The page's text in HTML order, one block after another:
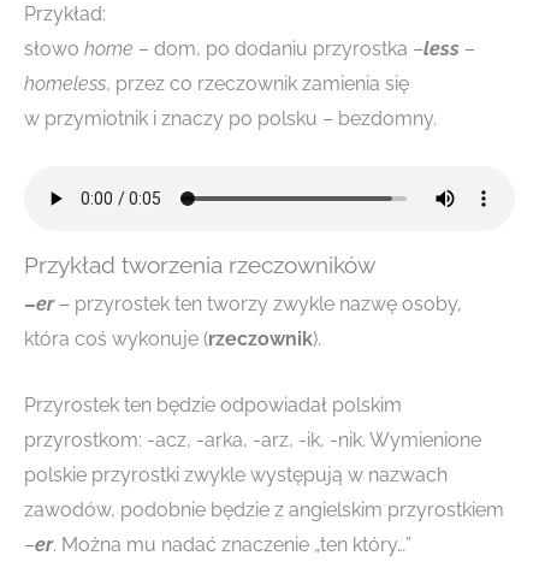
Przykład:
słowo home – dom, po dodaniu przyrostka –less –
homeless, przez co rzeczownik zamienia się
w przymiotnik i znaczy po polsku – bezdomny.
Przykład tworzenia rzeczowników
–er – przyrostek ten tworzy zwykle nazwę osoby,
która coś wykonuje (rzeczownik).
Przyrostek ten będzie odpowiadał polskim
przyrostkom: -acz, -arka, -arz, -ik, -nik. Wymienione
polskie przyrostki zwykle występują w nazwach
zawodów, podobnie będzie z angielskim przyrostkiem
–er. Można mu nadać znaczenie „ten który…”